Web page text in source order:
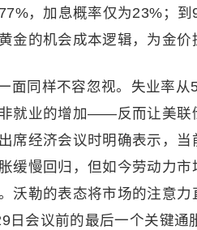
，加息概率仅为23%；
金的机会成本逻辑，为金价
面同样不容忽视。失业率
就业的增加——反而让美联
席经济会议时明确表示，
缓慢回归，但如今劳动力
沃勒的表态将市场的注意
日会议前的最后一个关键通